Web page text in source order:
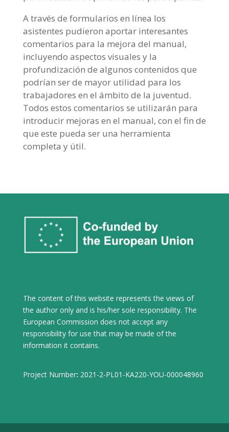
A través de formularios en línea los
asistentes pudieron aportar interesantes
comentarios para la mejora del manual,
incluyendo aspectos visuales y la
profundización de algunos contenidos que
podrían ser de mayor utilidad para los
trabajadores en el ámbito de la juventud.
Todos estos comentarios se utilizarán para
introducir mejoras en el manual, con el fin de
que este pueda ser una herramienta
completa y útil.
The content of this website represents the views of
the author only and is his/her sole responsibility. The
European Commission does not accept any
responsibility for use that may be made of the
information it contains.
Project Number: 2021-2-PL01-KA220-YOU-000048960